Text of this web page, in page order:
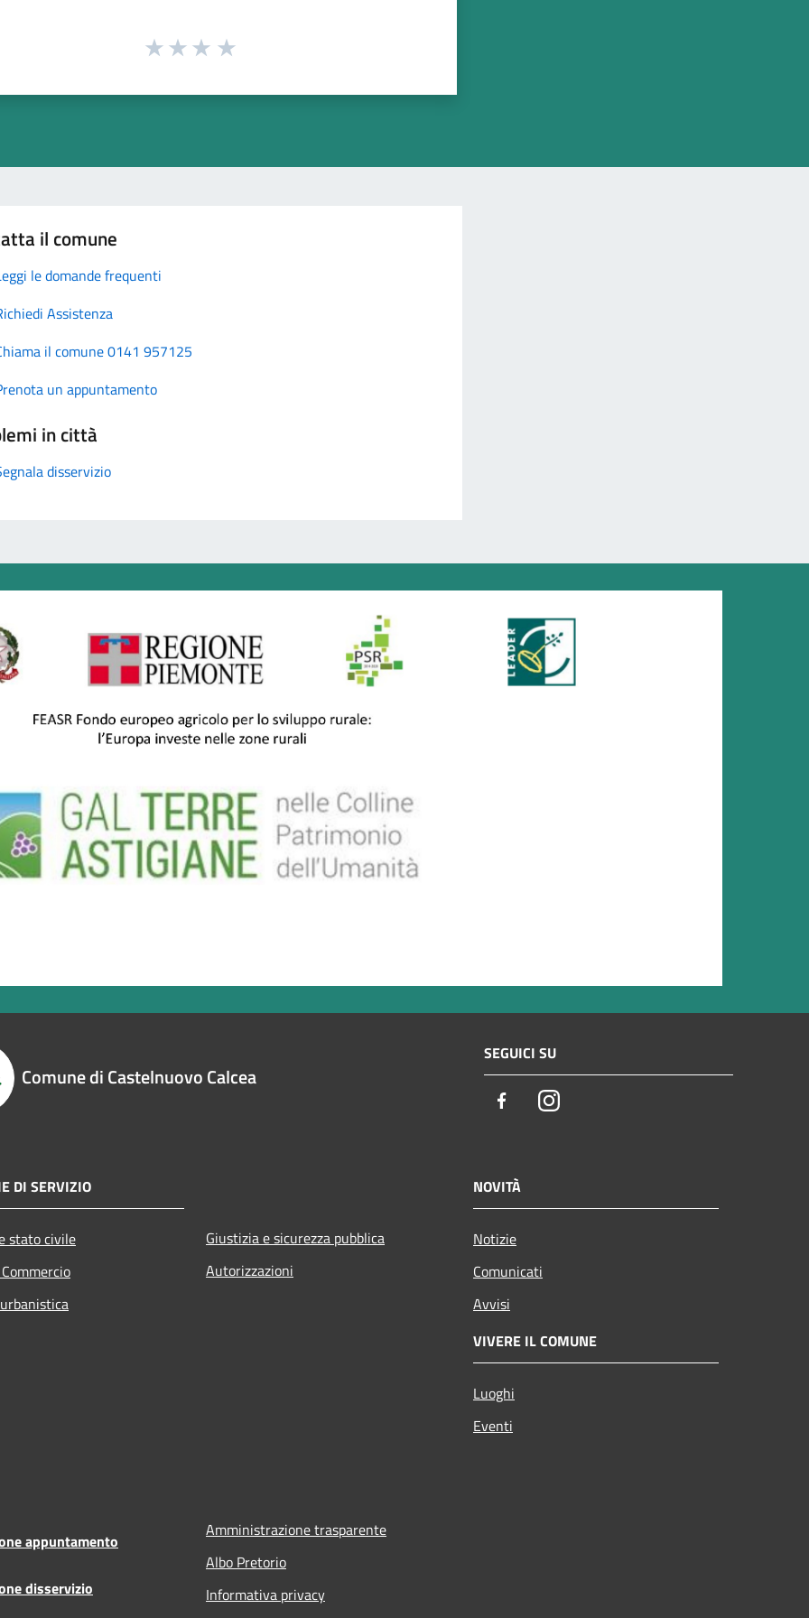
il comune
le domande frequenti
Assistenza
il comune 0141 957125
un appuntamento
in città
disservizio
Comune di Castelnuovo Calcea
SEGUICI SU
FacebookInstagram
DI SERVIZIO
stato civile
Giustizia e sicurezza pubblica
Autorizzazioni
NOVITÀ
Notizie
Comunicati
Avvisi
VIVERE IL COMUNE
Luoghi
Eventi
appuntamento
disservizio
Amministrazione trasparente
Albo Pretorio
Informativa privacy